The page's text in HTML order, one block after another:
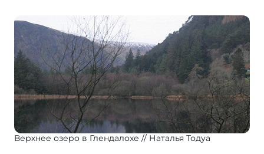
Верхнее озеро в Глендалохе Наталья Тодуа